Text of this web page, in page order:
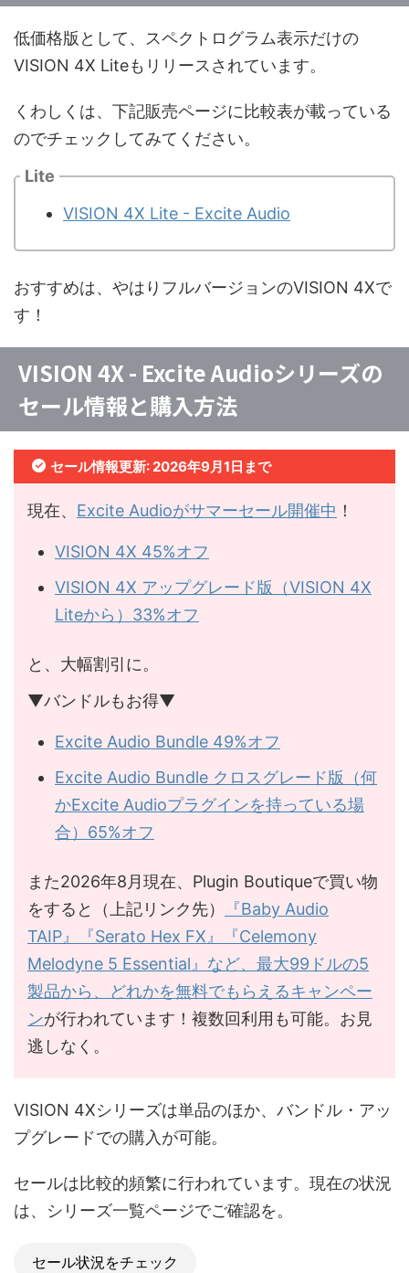
低価格版として、スペクトログラム表示だけの
VISION 4X Liteもリリースされています。
くわしくは、下記販売ページに比較表が載っている
のでチェックしてみてください。
Lite
VISION 4X Lite - Excite Audio
おすすめは、やはりフルバージョンのVISION 4Xで
す！
VISION 4X - Excite Audioシリーズの
セール情報と購入方法
セール情報更新: 2026年9月1日まで
現在、 Excite Audioがサマーセール開催中 ！
VISION 4X 45%オフ
VISION 4X アップグレード版（VISION 4X
Liteから）33%オフ
と、大幅割引に。
▼バンドルもお得▼
Excite Audio Bundle 49%オフ
Excite Audio Bundle クロスグレード版（何
かExcite Audioプラグインを持っている場
合）65%オフ
また2026年8月現在、Plugin Boutiqueで買い物
をすると（上記リンク先）
『Baby Audio
TAIP』『Serato Hex FX』『Celemony
Melodyne 5 Essential』など、最大99ドルの5
製品から、どれかを無料でもらえるキャンペー
ンが行われています！複数回利用も可能。お見
逃しなく。
VISION 4Xシリーズは単品のほか、バンドル・アッ
プグレードでの購入が可能。
セールは比較的頻繁に行われています。現在の状況
は、シリーズ一覧ページでご確認を。
セール状況をチェック